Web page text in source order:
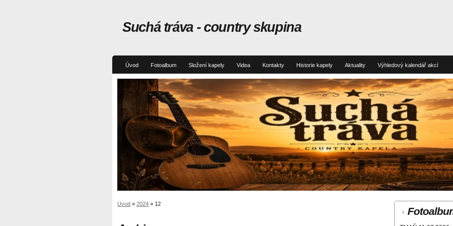
Úvod Fotoalbum Složení kapely Videa Kontakty Historie kapely Aktuality Výhledový kalendář akcí
Suchá tráva - country skupina
Úvod » 2024 » 12